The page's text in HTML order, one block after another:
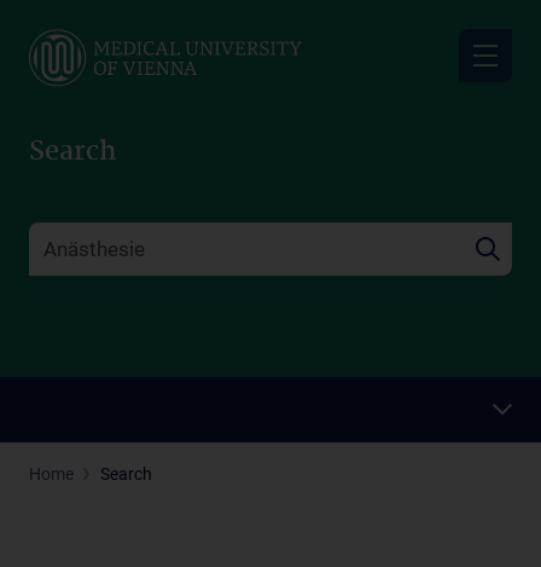
main
Search
Home Search